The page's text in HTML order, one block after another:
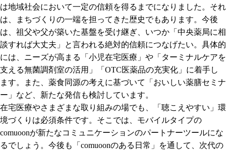
は地域社会において一定の信頼を得るまでになりました。それ
は、まちづくりの一端を担ってきた歴史でもあります。今後
は、祖父や父が築いた基盤を受け継ぎ、いつか「中央薬局に相
談すれば大丈夫」と言われる絶対的信頼につなげたい。具体的
には、ニーズが高まる「小児在宅医療」や「ターミナルケアを
支える無菌調剤室の活用」「OTC医薬品の充実化」に着手し
ます。また、薬食同源の考えに基づいて「おいしい薬膳セミナ
ー」など、新たな発信も検討しています。
在宅医療やさまざまな取り組みの場でも、「聴こえやすい」環
境づくりは必須条件です。そこでは、モバイルタイプの
comuoonが新たなコミュニケーションのパートナーツールにな
るでしょう。今後も「comuoonのある日常」を通して、次代の